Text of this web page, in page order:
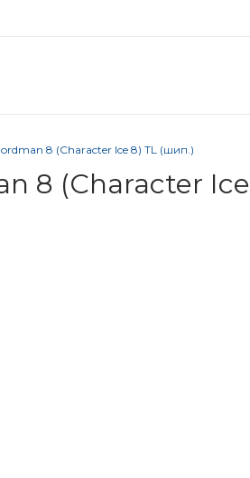
8 (Character Ice 8) TL (шип.)
8 (Character